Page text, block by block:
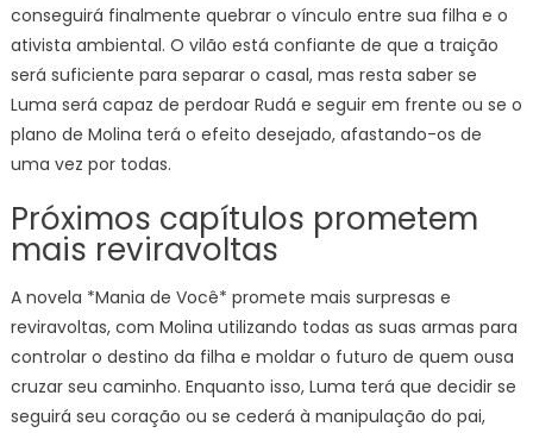
conseguirá finalmente quebrar o vínculo entre sua filha e o
ativista ambiental. O vilão está confiante de que a traição
será suficiente para separar o casal, mas resta saber se
Luma será capaz de perdoar Rudá e seguir em frente ou se o
plano de Molina terá o efeito desejado, afastando-os de
uma vez por todas.
Próximos capítulos prometem
mais reviravoltas
A novela *Mania de Você* promete mais surpresas e
reviravoltas, com Molina utilizando todas as suas armas para
controlar o destino da filha e moldar o futuro de quem ousa
cruzar seu caminho. Enquanto isso, Luma terá que decidir se
seguirá seu coração ou se cederá à manipulação do pai,